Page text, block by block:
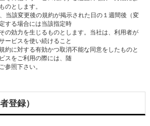
のとします。
当該変更後の規約が掲⽰された⽇の１週間後（変
する場合には当該指定時
の効⼒を⽣じるものとします。当社は、利⽤者が
ービスを使い続けること
約に対する有効かつ取消不能な同意をしたものと
スをご利⽤の際には、随
参照下さい。
登録）